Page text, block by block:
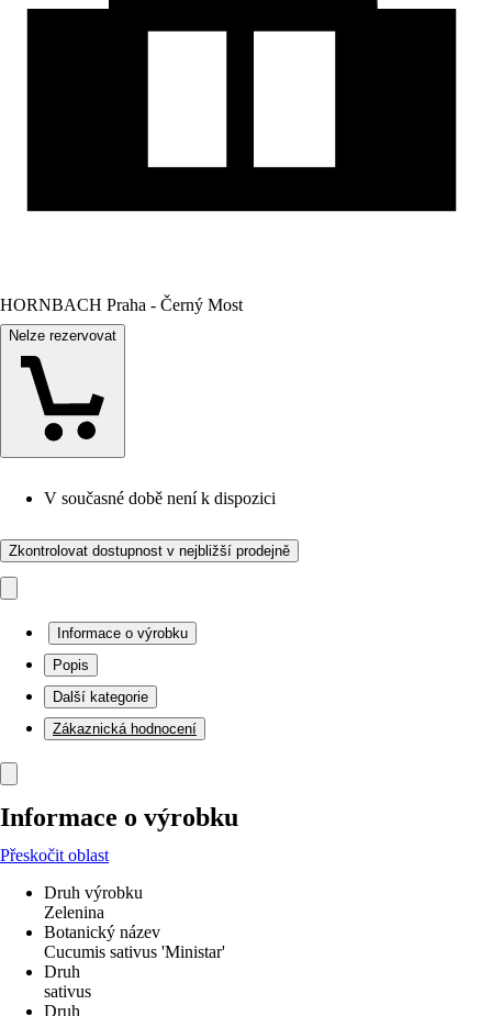
HORNBACH Praha - Černý Most
Nelze rezervovat
V současné době není k dispozici
Zkontrolovat dostupnost v nejbližší prodejně
Informace o výrobku
Popis
Další kategorie
Zákaznická hodnocení
Informace o výrobku
Přeskočit oblast
Druh výrobku
Zelenina
Botanický název
Cucumis sativus 'Ministar'
Druh
sativus
Druh